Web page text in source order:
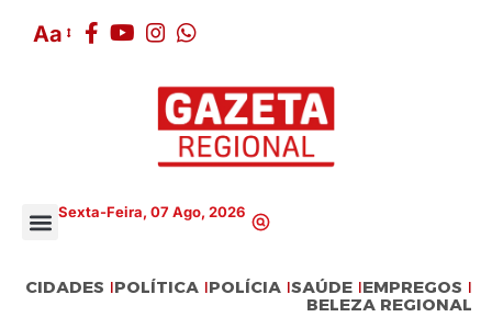
Aa
Sexta-Feira, 07 Ago, 2026
CIDADES POLÍTICA POLÍCIA SAÚDE EMPREGOS
BELEZA REGIONAL